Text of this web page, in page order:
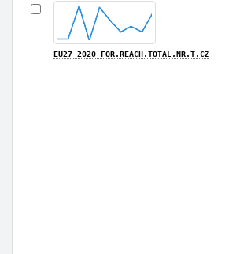
EU27_2020_FOR.REACH.TOTAL.NR.T.CZ